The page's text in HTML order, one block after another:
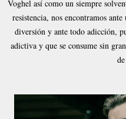
Voghel así como un siempre
resistencia, nos encontramos
diversión y ante todo adicción,
adictiva y que se consume sin